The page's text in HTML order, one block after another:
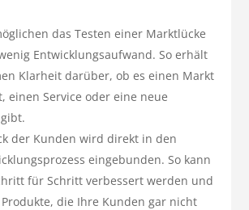
das Testen einer Marktlücke
Entwicklungsaufwand. So erhält
Klarheit darüber, ob es einen Markt
einen Service oder eine neue
der Kunden wird direkt in den
eingebunden. So kann
für Schritt verbessert werden und
die Ihre Kunden gar nicht